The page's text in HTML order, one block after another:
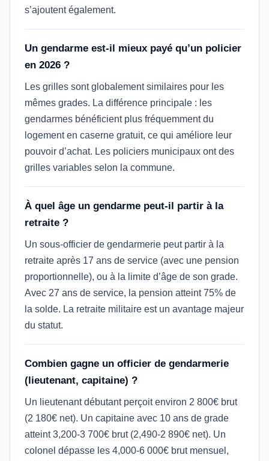
s’ajoutent également.
Un gendarme est-il mieux payé qu’un policier
en 2026 ?
Les grilles sont globalement similaires pour les
mêmes grades. La différence principale : les
gendarmes bénéficient plus fréquemment du
logement en caserne gratuit, ce qui améliore leur
pouvoir d’achat. Les policiers municipaux ont des
grilles variables selon la commune.
À quel âge un gendarme peut-il partir à la
retraite ?
Un sous-officier de gendarmerie peut partir à la
retraite après 17 ans de service (avec une pension
proportionnelle), ou à la limite d’âge de son grade.
Avec 27 ans de service, la pension atteint 75% de
la solde. La retraite militaire est un avantage majeur
du statut.
Combien gagne un officier de gendarmerie
(lieutenant, capitaine) ?
Un lieutenant débutant perçoit environ 2 800€ brut
(2 180€ net). Un capitaine avec 10 ans de grade
atteint 3,200-3 700€ brut (2,490-2 890€ net). Un
colonel dépasse les 4,000-6 000€ brut mensuel,